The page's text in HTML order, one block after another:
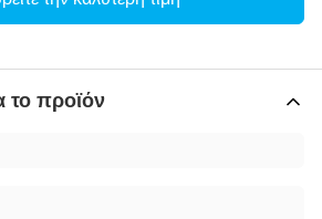
το προϊόν